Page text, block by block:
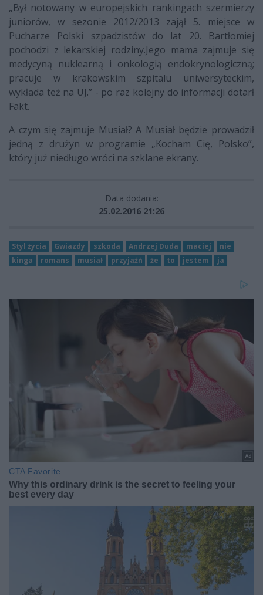
„Był notowany weuropejskich rankingach szermierzy
juniorów, w sezonie 2012/2013 zajął 5. miejsce w
Pucharze Polski szpadzistów do lat 20. Bartłomiej
pochodzi z lekarskiej rodziny.Jego mama zajmuje się
medycyną nuklearną i onkologią endokrynologiczną;
pracuje w krakowskim szpitalu uniwersyteckim,
wykłada też na UJ.” - po raz kolejny do informacji dotarł
Fakt.
A czym się zajmuje Musiał? A Musiał będzie prowadził
jedną z drużyn w programie „Kocham Cię, Polsko”,
który już niedługo wróci na szklane ekrany.
Data dodania:
25.02.2016 21:26
Styl życia Gwiazdy szkoda Andrzej Duda maciej
nie
kinga
romans musiał przyjaźń że to jestem ja